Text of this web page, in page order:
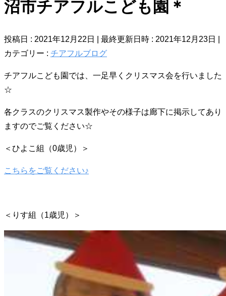
沼市チアフルこども園＊
投稿日 : 2021年12月22日
最終更新日時 : 2021年12月23日
カテゴリー : チアフルブログ
チアフルこども園では、一足早くクリスマス会を行いました
☆
各クラスのクリスマス製作やその様子は廊下に掲示してあり
ますのでご覧ください☆
＜ひよこ組（0歳児）＞
こちらをご覧ください♪
＜りす組（1歳児）＞